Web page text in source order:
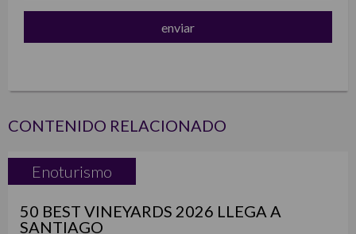
CONTENIDO RELACIONADO
Enoturismo
50 BEST VINEYARDS 2026 LLEGA A
SANTIAGO